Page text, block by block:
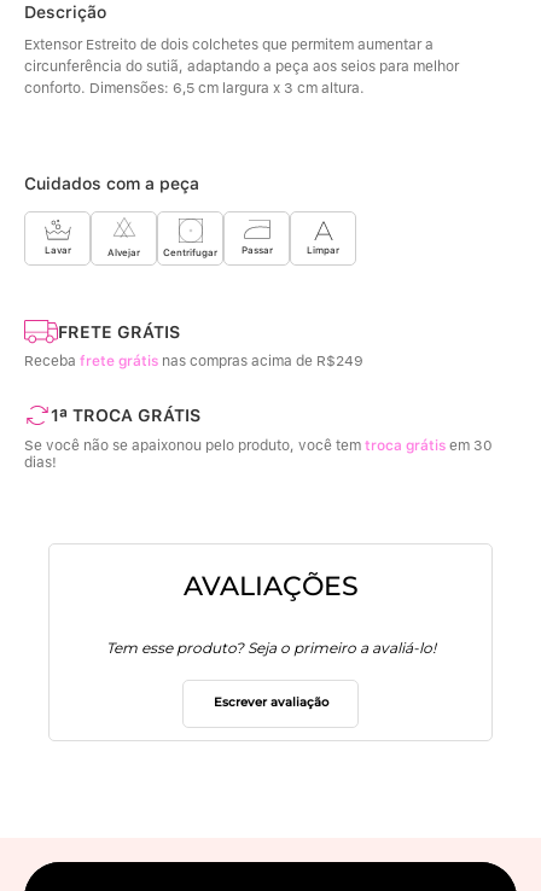
Descrição
Extensor Estreito de dois colchetes que permitem aumentar a
circunferência do sutiã, adaptando a peça aos seios para melhor
conforto. Dimensões: 6,5 cm largura x 3 cm altura.
Cuidados com a peça
Lavar Alvejar Centrifugar Passar Limpar
FRETE GRÁTIS
Receba frete grátis nas compras acima de R$249
1ª TROCA GRÁTIS
Se você não se apaixonou pelo produto, você tem troca grátis em 30
dias!
AVALIAÇÕES
Tem esse produto? Seja o primeiro a avaliá-lo!
Escrever avaliação